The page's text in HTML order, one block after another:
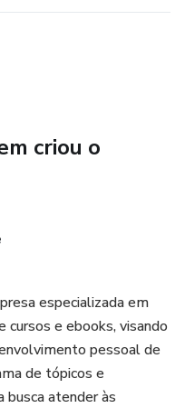
criou o
especializada em
cursos e ebooks, visando
pessoal de
de tópicos e
busca atender às